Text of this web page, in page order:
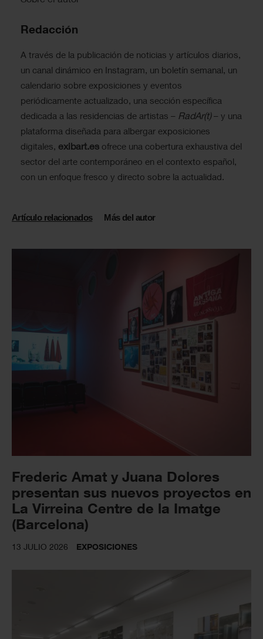
Redacción
A través de la publicación de noticias y artículos diarios,
un canal dinámico en Instagram, un boletín semanal, un
calendario sobre exposiciones y eventos
periódicamente actualizado, una sección específica
dedicada a las residencias de artistas – RadAr(t)– y una
plataforma diseñada para albergar exposiciones
digitales, exibart.es ofrece una cobertura exhaustiva del
sector del arte contemporáneo en el contexto español,
con un enfoque fresco y directo sobre la actualidad.
Artículo relacionados Más del autor
Frederic Amat y Juana Dolores
presentan sus nuevos proyectos en
La Virreina Centre de la Imatge
(Barcelona)
13 JULIO 2026 EXPOSICIONES